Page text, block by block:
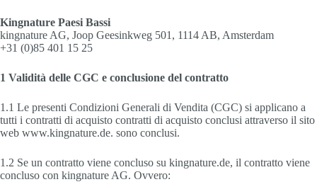
Kingnature Paesi Bassi
kingnature AG, Joop Geesinkweg 501, 1114 AB, Amsterdam
+31 (0)85 401 15 25
1 Validità delle CGC e conclusione del contratto
1.1 Le presenti Condizioni Generali di Vendita (CGC) si applicano a
tutti i contratti di acquisto contratti di acquisto conclusi attraverso il sito
web www.kingnature.de. sono conclusi.
1.2 Se un contratto viene concluso su kingnature.de, il contratto viene
concluso con kingnature AG. Ovvero: